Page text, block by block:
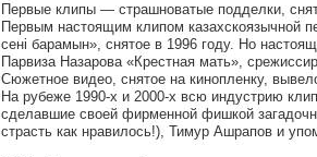
Первые клипы — страшноватые подделки,
Первым настоящим клипом казахскоязычной
сенi барамын», снятое в 1996 году. Но
Парвиза Назарова «Крестная мать»,
Сюжетное видео, снятое на кинопленку,
На рубеже 1990-х и 2000-х всю индустрию
сделавшие своей фирменной фишкой
страсть как нравилось!), Тимур Ашрапов и